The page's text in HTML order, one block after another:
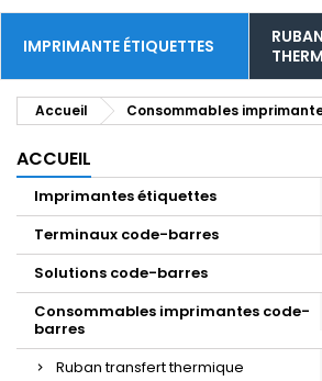
IMPRIMANTE ÉTIQUETTES
Accueil Consommables
ACCUEIL
Imprimantes étiquettes
Terminaux code-barres
Solutions code-barres
Consommables imprimantes code-
barres
Ruban transfert thermique